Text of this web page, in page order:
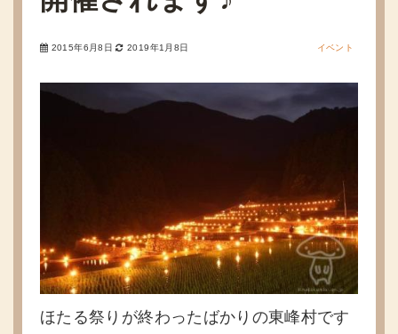
2015年6月8日 2019年1月8日 イベント
ほたる祭りが終わったばかりの東峰村です